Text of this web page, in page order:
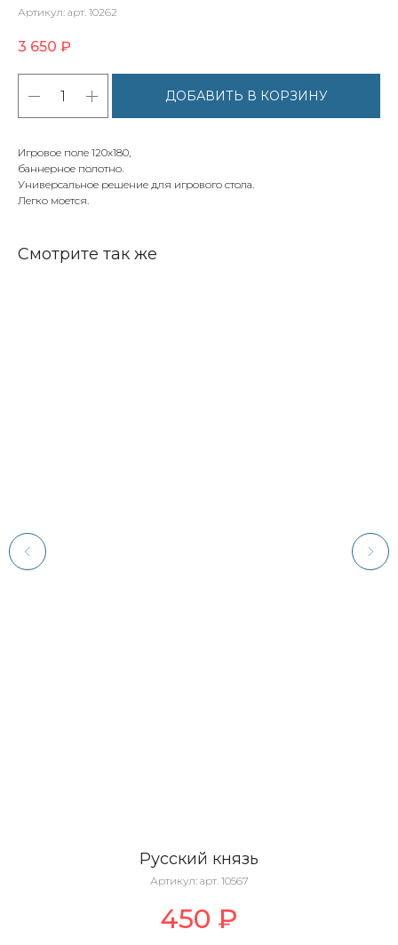
Артикул: арт. 10262
3 650 ₽
ДОБАВИТЬ В КОРЗИНУ
Игровое поле 120х180,
баннерное полотно.
Универсальное решение для игрового стола.
Легко моется.
Смотрите так же
Русский князь
Артикул: арт. 10567
450 ₽